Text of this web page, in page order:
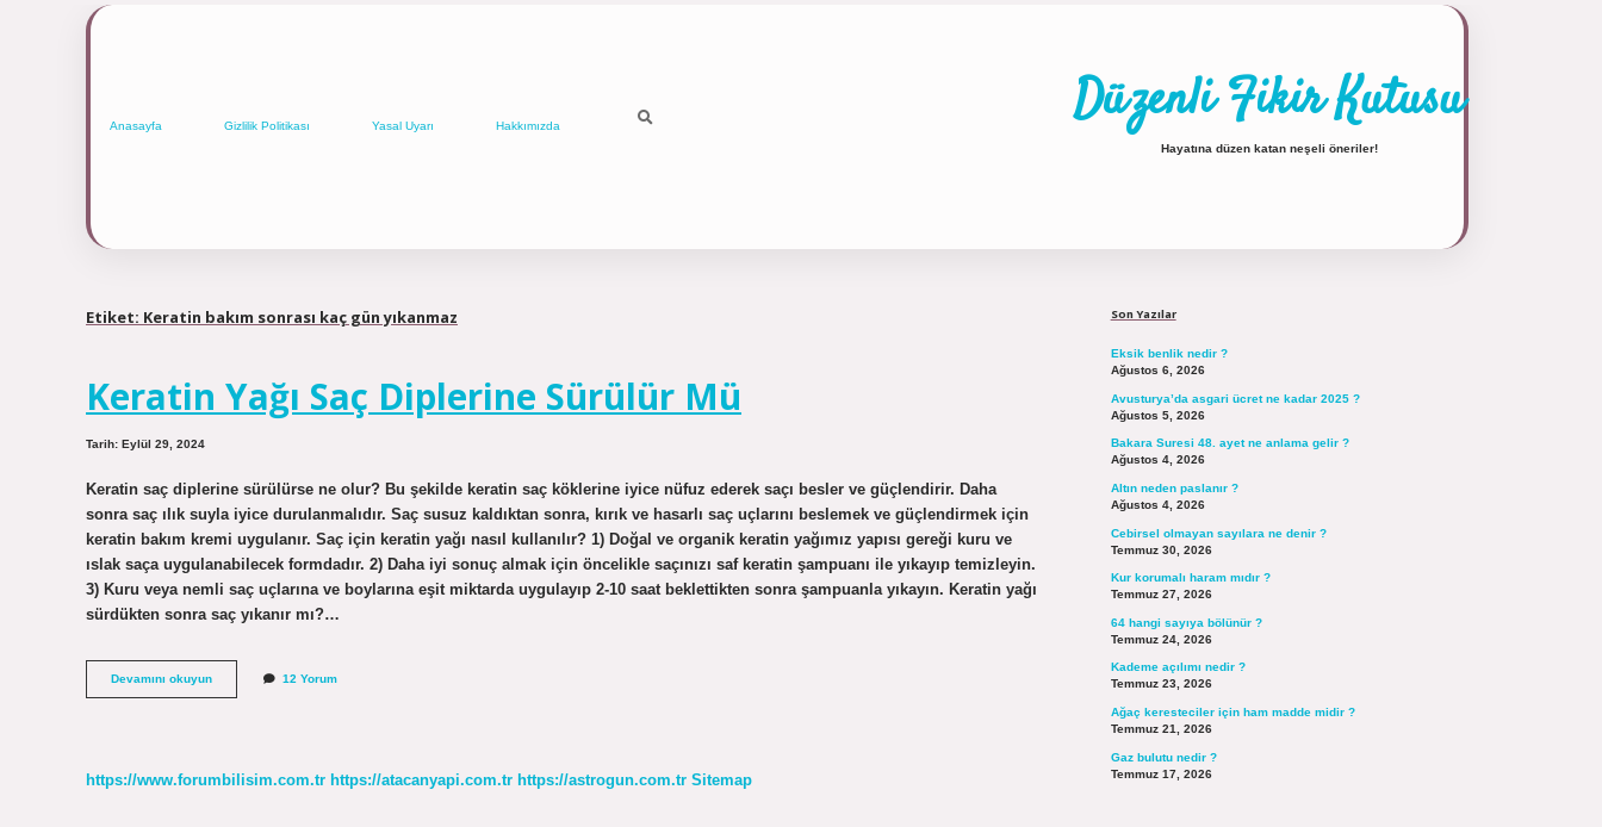
Anasayfa Gizlilik Politikası Yasal Uyarı Hakkımızda Düzenli Fikir Kutusu
Hayatına düzen katan neşeli öneriler!
Etiket: Keratin bakım sonrası kaç gün yıkanmaz
Keratin Yağı Saç Diplerine Sürülür Mü
Tarih: Eylül 29, 2024
Keratin saç diplerine sürülürse ne olur? Bu şekilde keratin saç köklerine iyice nüfuz ederek saçı besler ve güçlendirir. Daha
sonra saç ılık suyla iyice durulanmalıdır. Saç susuz kaldıktan sonra, kırık ve hasarlı saç uçlarını beslemek ve güçlendirmek için
keratin bakım kremi uygulanır. Saç için keratin yağı nasıl kullanılır? 1) Doğal ve organik keratin yağımız yapısı gereği kuru ve
ıslak saça uygulanabilecek formdadır. 2) Daha iyi sonuç almak için öncelikle saçınızı saf keratin şampuanı ile yıkayıp temizleyin.
3) Kuru veya nemli saç uçlarına ve boylarına eşit miktarda uygulayıp 2-10 saat beklettikten sonra şampuanla yıkayın. Keratin yağı
sürdükten sonra saç yıkanır mı?…
Devamını okuyunKeratin
Yağı
12 Yorum
https://www.forumbilisim.com.tr https://atacanyapi.com.tr https://astrogun.com.tr Sitemap
Son Yazılar
Eksik benlik nedir ?
Ağustos 6, 2026
Avusturya’da asgari ücret ne kadar 2025 ?
Ağustos 5, 2026
Bakara Suresi 48. ayet ne anlama gelir ?
Ağustos 4, 2026
Altın neden paslanır ?
Ağustos 4, 2026
Cebirsel olmayan sayılara ne denir ?
Temmuz 30, 2026
Kur korumalı haram mıdır ?
Temmuz 27, 2026
64 hangi sayıya bölünür ?
Temmuz 24, 2026
Kademe açılımı nedir ?
Temmuz 23, 2026
Ağaç keresteciler için ham madde midir ?
Temmuz 21, 2026
Gaz bulutu nedir ?
Temmuz 17, 2026